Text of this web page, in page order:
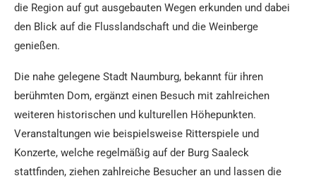
die Region auf gut ausgebauten Wegen erkunden und dabei
den Blick auf die Flusslandschaft und die Weinberge
genießen.
Die nahe gelegene Stadt Naumburg, bekannt für ihren
berühmten Dom, ergänzt einen Besuch mit zahlreichen
weiteren historischen und kulturellen Höhepunkten.
Veranstaltungen wie beispielsweise Ritterspiele und
Konzerte, welche regelmäßig auf der Burg Saaleck
stattfinden, ziehen zahlreiche Besucher an und lassen die